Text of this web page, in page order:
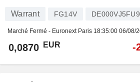
Warrant FG14V
Marché Fermé - Euronext Paris 18:35:00 06/08/
0,0870 EUR -